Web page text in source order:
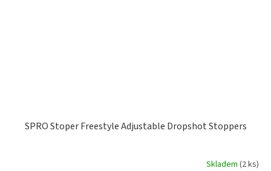
SPRO Stoper Freestyle Adjustable Dropshot Stoppers
Skladem (2 ks)